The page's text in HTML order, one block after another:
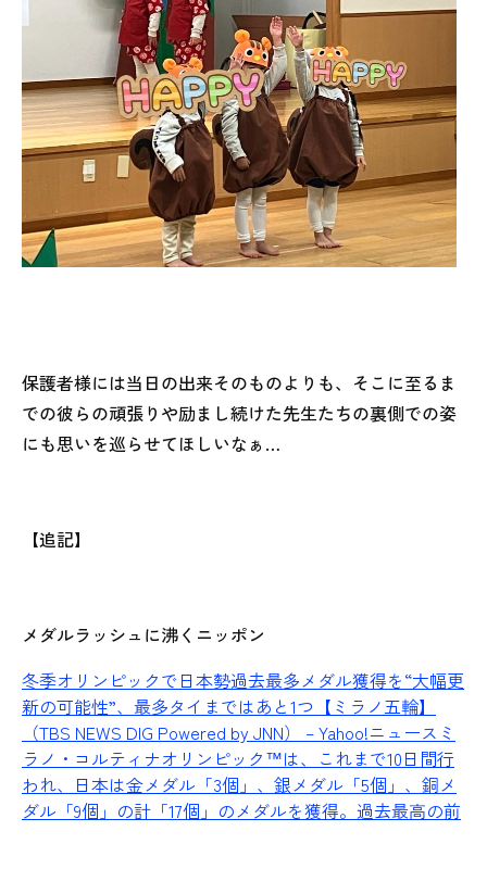
保護者様には当日の出来そのものよりも、そこに至るま
での彼らの頑張りや励まし続けた先生たちの裏側での姿
にも思いを巡らせてほしいなぁ…
【追記】
メダルラッシュに沸くニッポン
冬季オリンピックで日本勢過去最多メダル獲得を“大幅更
新の可能性”、最多タイまではあと1つ【ミラノ五輪】
（TBS NEWS DIG Powered by JNN） – Yahoo!ニュース ミ
ラノ・コルティナオリンピック™は、これまで10日間行
われ、日本は金メダル「3個」、銀メダル「5個」、銅メ
ダル「9個」の計「17個」のメダルを獲得。過去最高の前